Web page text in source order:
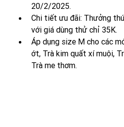
20/2/2025.
Chi tiết ưu đãi: Thưởng
với giá dùng thử chỉ 35K.
Áp dụng size M cho các
ớt, Trà kim quất xí muội,
Trà me thơm.